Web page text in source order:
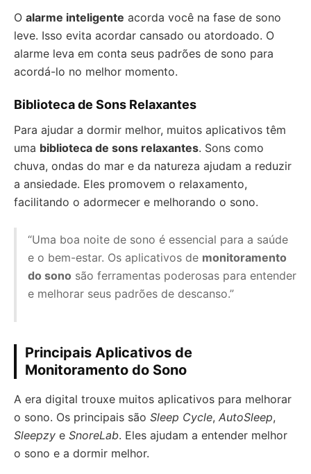
O alarme inteligente acorda você na fase de sono
leve. Isso evita acordar cansado ou atordoado. O
alarme leva em conta seus padrões de sono para
acordá-lo no melhor momento.
Biblioteca de Sons Relaxantes
Para ajudar a dormir melhor, muitos aplicativos têm
uma biblioteca de sons relaxantes. Sons como
chuva, ondas do mar e da natureza ajudam a reduzir
a ansiedade. Eles promovem o relaxamento,
facilitando o adormecer e melhorando o sono.
“Uma boa noite de sono é essencial para a saúde
e o bem-estar. Os aplicativos de monitoramento
do sono são ferramentas poderosas para entender
e melhorar seus padrões de descanso.”
Principais Aplicativos de
Monitoramento do Sono
A era digital trouxe muitos aplicativos para melhorar
o sono. Os principais são Sleep Cycle, AutoSleep,
Sleepzy e SnoreLab. Eles ajudam a entender melhor
o sono e a dormir melhor.